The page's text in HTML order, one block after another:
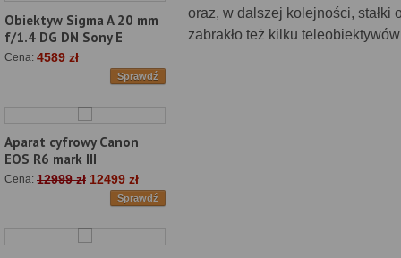
Obiektyw Sigma A 20 mm
f/1.4 DG DN Sony E
Cena: 4589 zł
Sprawdź
Aparat cyfrowy Canon
EOS R6 mark III
Cena: 12999 zł 12499 zł
Sprawdź
oraz, w dalszej kolejności, stałki
zabrakło też kilku